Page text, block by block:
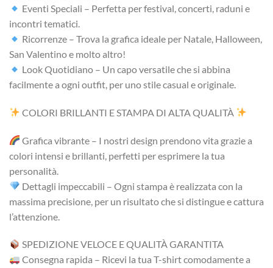
Eventi Speciali – Perfetta per festival, concerti, raduni e
incontri tematici.
Ricorrenze – Trova la grafica ideale per Natale, Halloween,
San Valentino e molto altro!
Look Quotidiano – Un capo versatile che si abbina
facilmente a ogni outfit, per uno stile casual e originale.
COLORI BRILLANTI E STAMPA DI ALTA QUALITÀ
Grafica vibrante – I nostri design prendono vita grazie a
colori intensi e brillanti, perfetti per esprimere la tua
personalità.
Dettagli impeccabili – Ogni stampa è realizzata con la
massima precisione, per un risultato che si distingue e cattura
l’attenzione.
SPEDIZIONE VELOCE E QUALITÀ GARANTITA
Consegna rapida – Ricevi la tua T-shirt comodamente a